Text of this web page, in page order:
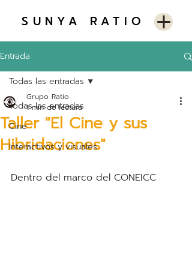
SUNYA RATIO
Entrada
Todas las entradas
Cine
Interactivos y visuales
Todas las entradas
Taller "El Cine y sus
Hibridaciones"
Grupo Ratio
1 min de lectura
Dentro del marco del CONEICC